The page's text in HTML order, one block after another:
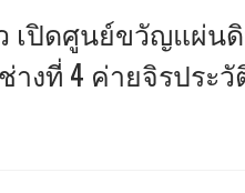
เปิดศูนย์ขวัญแผ่น
างที่ 4 ค่ายจิรประ